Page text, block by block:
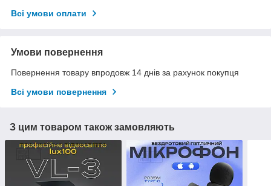
Всі умови оплати
Умови повернення
Повернення товару впродовж 14 днів за рахунок покупця
Всі умови повернення
З цим товаром також замовляють